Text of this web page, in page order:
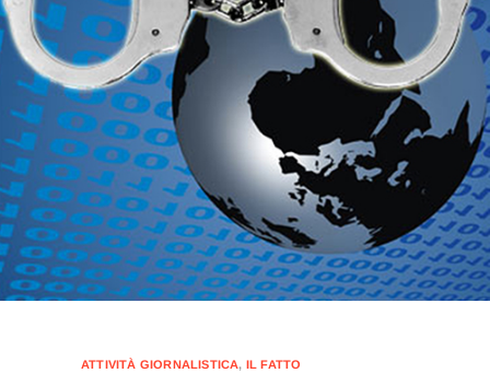
ATTIVITÀ GIORNALISTICA, IL FATTO